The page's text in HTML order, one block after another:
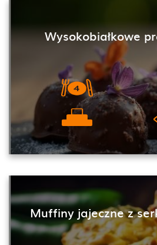
Wysokobiałkowe
Muffiny jajeczne z